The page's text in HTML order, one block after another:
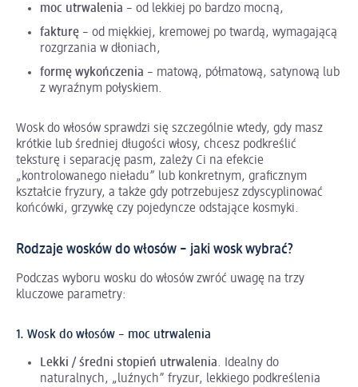
moc utrwalenia – od lekkiej po bardzo mocną,
fakturę – od miękkiej, kremowej po twardą, wymagającą
rozgrzania w dłoniach,
formę wykończenia – matową, półmatową, satynową lub
z wyraźnym połyskiem.
Wosk do włosów sprawdzi się szczególnie wtedy, gdy masz
krótkie lub średniej długości włosy, chcesz podkreślić
teksturę i separację pasm, zależy Ci na efekcie
„kontrolowanego nieładu” lub konkretnym, graficznym
kształcie fryzury, a także gdy potrzebujesz zdyscyplinować
końcówki, grzywkę czy pojedyncze odstające kosmyki.
Rodzaje wosków do włosów – jaki wosk wybrać?
Podczas wyboru wosku do włosów zwróć uwagę na trzy
kluczowe parametry:
1. Wosk do włosów – moc utrwalenia
Lekki / średni stopień utrwalenia. Idealny do
naturalnych, „luźnych” fryzur, lekkiego podkreślenia